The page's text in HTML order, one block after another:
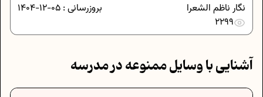
بروزرسانی : 05-12-1404
نگار ناظم الشعرا
2299
آشنایی با وسایل ممنوعه در مدرسه